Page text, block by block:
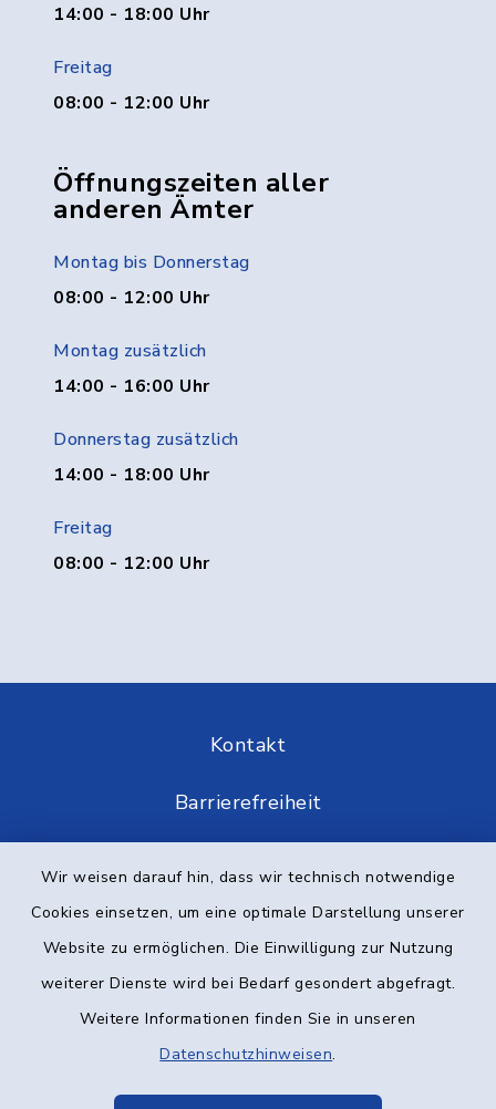
Wir weisen darauf hin, dass wir technisch notwendige
Cookies einsetzen, um eine optimale Darstellung unserer
Website zu ermöglichen. Die Einwilligung zur Nutzung
weiterer Dienste wird bei Bedarf gesondert abgefragt.
Weitere Informationen finden Sie in unseren
Datenschutzhinweisen.
14:00 - 18:00 Uhr
Freitag
08:00 - 12:00 Uhr
Öffnungszeiten aller
anderen Ämter
Montag bis Donnerstag
08:00 - 12:00 Uhr
Montag zusätzlich
14:00 - 16:00 Uhr
Donnerstag zusätzlich
14:00 - 18:00 Uhr
Freitag
08:00 - 12:00 Uhr
Kontakt
Barrierefreiheit
Impressum
Elektronische Kommunikation
Sitemap
Cookie-Einstellungen